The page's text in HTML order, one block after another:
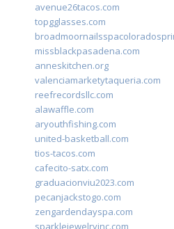
avenue26tacos.com
topgglasses.com
missblackpasadena.com
anneskitchen.org
valenciamarketytaqueria.com
reefrecordsllc.com
alawaffle.com
aryouthfishing.com
united-basketball.com
tios-tacos.com
cafecito-satx.com
graduacionviu2023.com
pecanjackstogo.com
zengardendayspa.com
sparklejewelryinc.com